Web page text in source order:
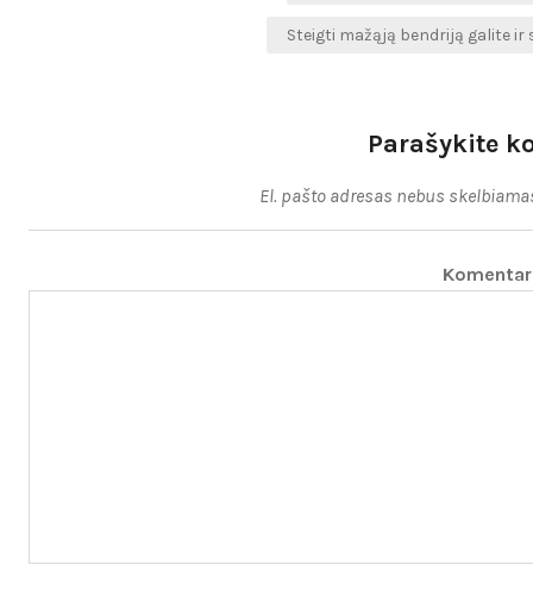
Steigti mažąją bendriją galite
Parašykite
El. pašto adresas nebus